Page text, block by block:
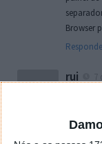
Browser
rui
o firefox